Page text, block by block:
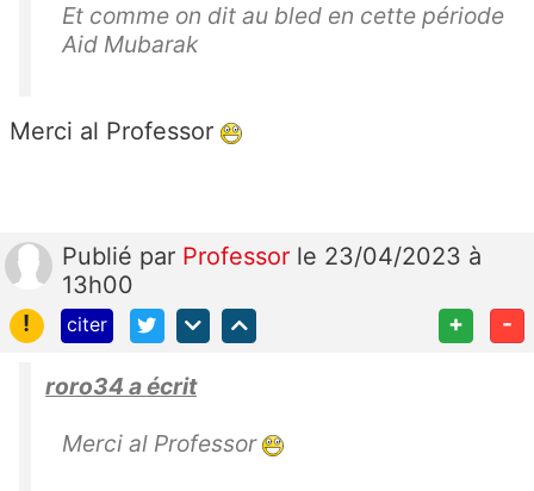
Et comme on dit au bled en cette période
Aid Mubarak
Merci al Professor
Publié par Professor le 23/04/2023 à
13h00
!
citer + -
roro34 a écrit
Merci al Professor